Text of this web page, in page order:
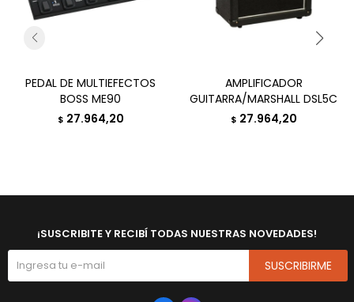
PEDAL DE MULTIEFECTOS
BOSS ME90
$ 27.964,20
AMPLIFICADOR
GUITARRA/MARSHALL DSL5C
$ 27.964,20
¡SUSCRIBITE Y RECIBÍ TODAS NUESTRAS NOVEDADES!
SUSCRIBIRME